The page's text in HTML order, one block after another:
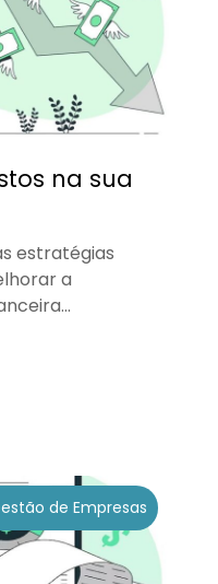
na sua
estratégias
a
de Empresas